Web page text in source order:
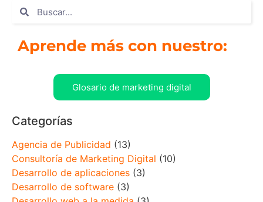
Aprende más con nuestro:
Glosario de marketing digital
Categorías
Agencia de Publicidad (13)
Consultoría de Marketing Digital (10)
Desarrollo de aplicaciones (3)
Desarrollo de software (3)